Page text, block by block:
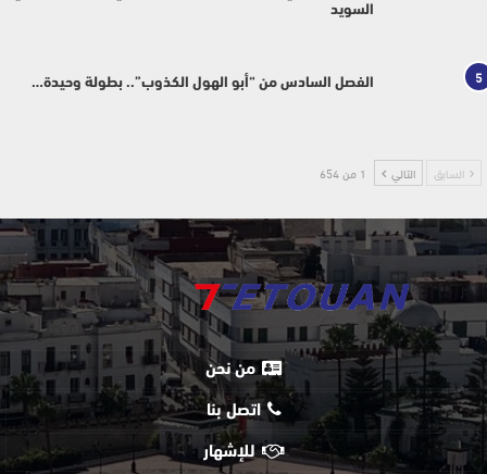
السويد
5 الفصل السادس من “أبو الهول الكذوب”.. بطولة وحيدة…
السابق التالي 1 من 654
من نحن
اتصل بنا
للإشهار